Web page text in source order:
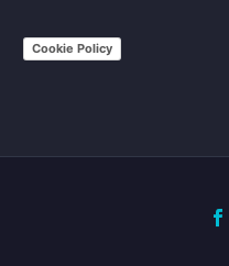
Cookie Policy